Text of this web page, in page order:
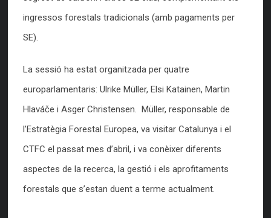
ingressos forestals tradicionals (amb pagaments per
SE).
La sessió ha estat organitzada per quatre
europarlamentaris: Ulrike Müller, Elsi Katainen, Martin
Hlaváče i Asger Christensen. Müller, responsable de
l’Estratègia Forestal Europea, va visitar Catalunya i el
CTFC el passat mes d’abril, i va conèixer diferents
aspectes de la recerca, la gestió i els aprofitaments
forestals que s’estan duent a terme actualment.